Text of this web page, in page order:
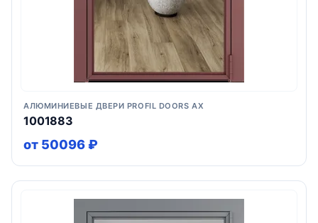
АЛЮМИНИЕВЫЕ ДВЕРИ PROFIL DOORS AX
1001883
от 50096 ₽